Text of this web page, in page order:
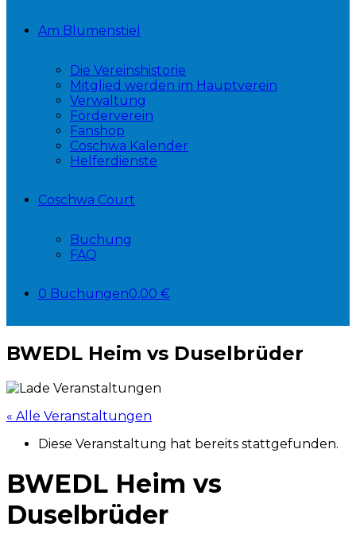
Am Blumenstiel
Die Vereinshistorie
Mitglied werden im Hauptverein
Verwaltung
Förderverein
Fanshop
Coschwa Kalender
Helferdienste
Coschwa Court
Buchung
FAQ
0 Buchungen0,00 €
BWEDL Heim vs Duselbrüder
« Alle Veranstaltungen
Diese Veranstaltung hat bereits stattgefunden.
BWEDL Heim vs
Duselbrüder